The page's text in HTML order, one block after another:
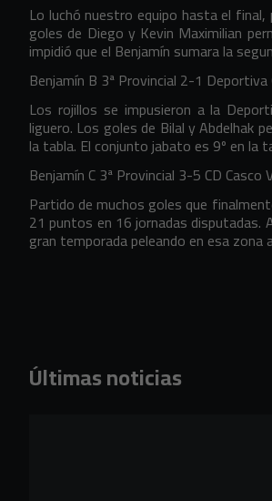
Lo luchó nuestro equipo hasta el
goles de Diego y Kevin Maximilian
impidió que el Benjamín sumara la
Benjamín B 3ª Provincial 2-1 Deportiva
Los rojillos se impusieron a la
liguero. Los goles de Bilal y Abdelhak
la tabla. El conjunto jabato es 9º en la
Benjamín C 3ª Provincial 3-5 CD Casco
Partido de muchos goles que
21 puntos en 16 jornadas
gran temporada peleando en esa zona
Últimas noticias